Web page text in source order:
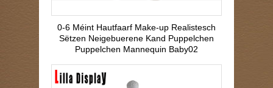
0-6 Méint Hautfaarf Make-up Realistesch
Sëtzen Neigebuerene Kand Puppelchen
Puppelchen Mannequin Baby02